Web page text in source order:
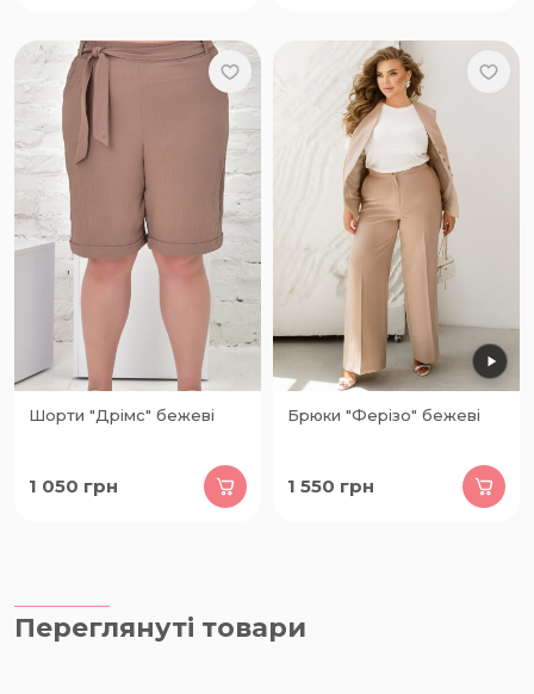
Шорти "Дрімс" бежеві
1 050 грн
Брюки "Ферізо" бежеві
1 550 грн
Переглянуті товари